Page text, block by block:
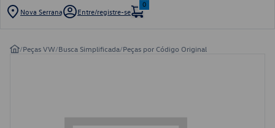
Nova Serrana Entre/registre-se
0
/Peças VW/Busca Simplificada/Peças por Código Original